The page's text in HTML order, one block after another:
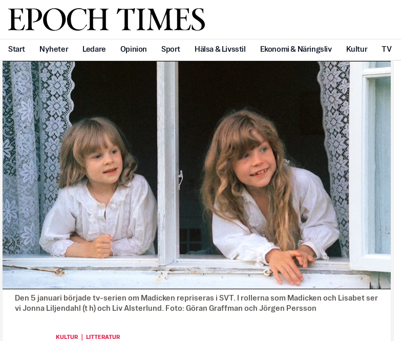
Svenska Epoch Times
Start Nyheter Ledare Opinion Sport Hälsa & Livsstil Ekonomi & Näringsliv Kultur TV
Den 5 januari började tv-serien om Madicken repriseras i SVT. I rollerna som Madicken och Lisabet ser
vi Jonna Liljendahl (t h) och Liv Alsterlund. Foto: Göran Graffman och Jörgen Persson
KULTUR ｜ LITTERATUR